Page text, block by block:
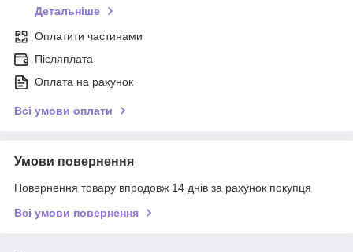
Детальніше
Оплатити частинами
Післяплата
Оплата на рахунок
Всі умови оплати
Умови повернення
Повернення товару впродовж 14 днів за рахунок покупця
Всі умови повернення